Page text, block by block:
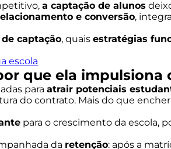
a captação de alunos
e conversão,
captação, quais estratégias
escola
que ela impulsiona
para atrair potenciais
do contrato. Mais do que
para o crescimento da escola,
da retenção: após a